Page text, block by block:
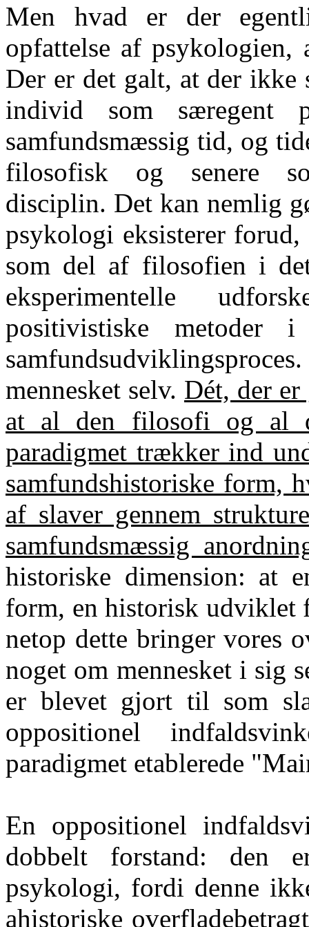
Men hvad er der
opfattelse af psykologien,
Der er det galt, at der ikke
individ som særegent
samfundsmæssig tid, og
filosofisk og senere
disciplin. Det kan nemlig
psykologi eksisterer
som del af filosofien i
eksperimentelle
positivistiske metoder
mennesket selv. Dét, der er
at al den filosofi og al
paradigmet trækker ind
samfundshistoriske form,
af slaver gennem
samfundsmæssig
historiske dimension: at
form, en historisk udviklet
netop dette bringer vores
noget om mennesket i sig
er blevet gjort til som
oppositionel
paradigmet etablerede
En oppositionel
dobbelt forstand: den
psykologi, fordi denne
ahistoriske